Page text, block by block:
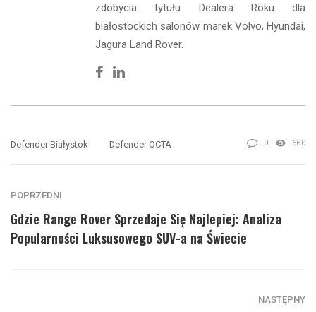
zdobycia tytułu Dealera Roku dla
białostockich salonów marek Volvo, Hyundai,
Jagura Land Rover.
Facebook
Linkedin
Defender Białystok Defender OCTA 0 660
POPRZEDNI
Gdzie Range Rover Sprzedaje Się Najlepiej: Analiza
Popularności Luksusowego SUV-a na Świecie
NASTĘPNY